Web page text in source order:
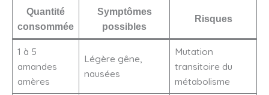
Quantité
consommée
Symptômes
possibles
Risques
1 à 5
amandes
amères
Légère gêne,
nausées
Mutation
transitoire du
métabolisme